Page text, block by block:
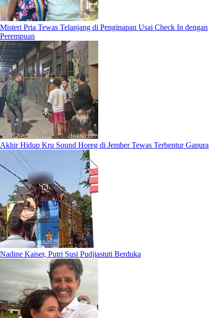
Misteri Pria Tewas Telanjang di Penginapan Usai Check In dengan
Perempuan
Akhir Hidup Kru Sound Horeg di Jember Tewas Terbentur Gapura
Nadine Kaiser, Putri Susi Pudjiastuti Berduka